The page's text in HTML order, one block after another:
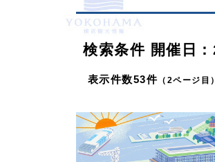
検索条件 開催日
表示件数53件 （2ページ目）